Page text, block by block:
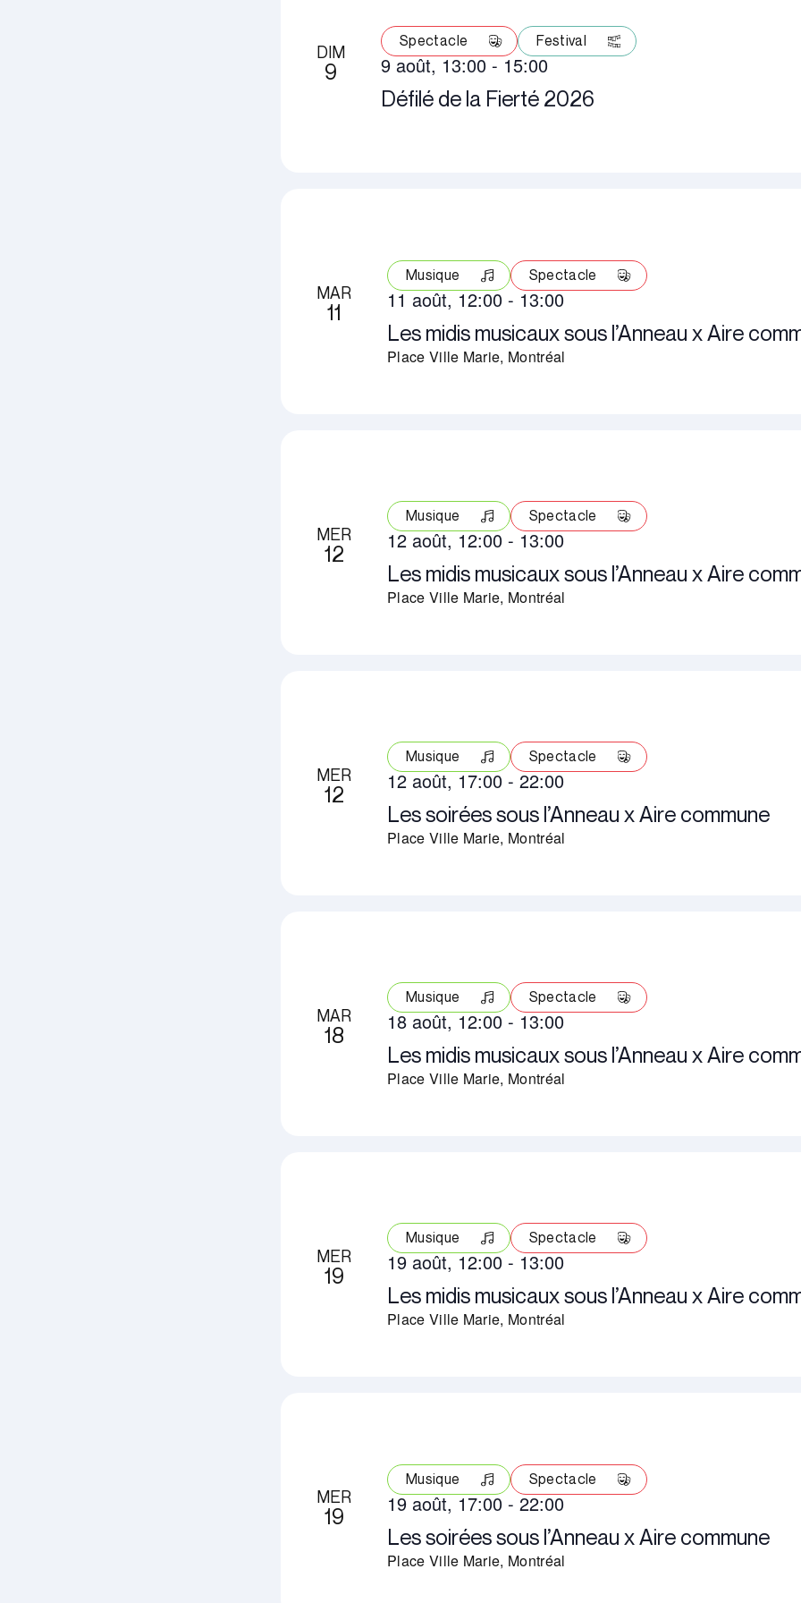
DIM
9
Défilé de la Fierté 2026
9 août, 13:00-15:00
Spectacle Festival
MAR
11
Les midis musicaux sous l’Anneau x Aire
11 août, 12:00 - 13:00
Place Ville Marie, Montréal
Musique Spectacle
MER
12
Les midis musicaux sous l’Anneau x Aire
12 août, 12:00 - 13:00
Place Ville Marie, Montréal
Musique Spectacle
MER
12
Les soirées sous l’Anneau x Aire commune
12 août, 17:00 - 22:00
Place Ville Marie, Montréal
Musique Spectacle
MAR
18
Les midis musicaux sous l’Anneau x Aire
18 août, 12:00 - 13:00
Place Ville Marie, Montréal
Musique Spectacle
MER
19
Les midis musicaux sous l’Anneau x Aire
19 août, 12:00 - 13:00
Place Ville Marie, Montréal
Musique Spectacle
MER
19
Les soirées sous l’Anneau x Aire commune
19 août, 17:00 - 22:00
Place Ville Marie, Montréal
Musique Spectacle